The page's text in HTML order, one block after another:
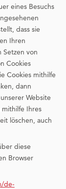
eines Besuchs
dass sie
Ihren
Setzen von
Cookies
Cookies mithilfe
dann
Website
Ihres
löschen, auch
diese
Browser
de-